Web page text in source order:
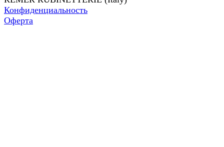
Конфиденциальность
Оферта